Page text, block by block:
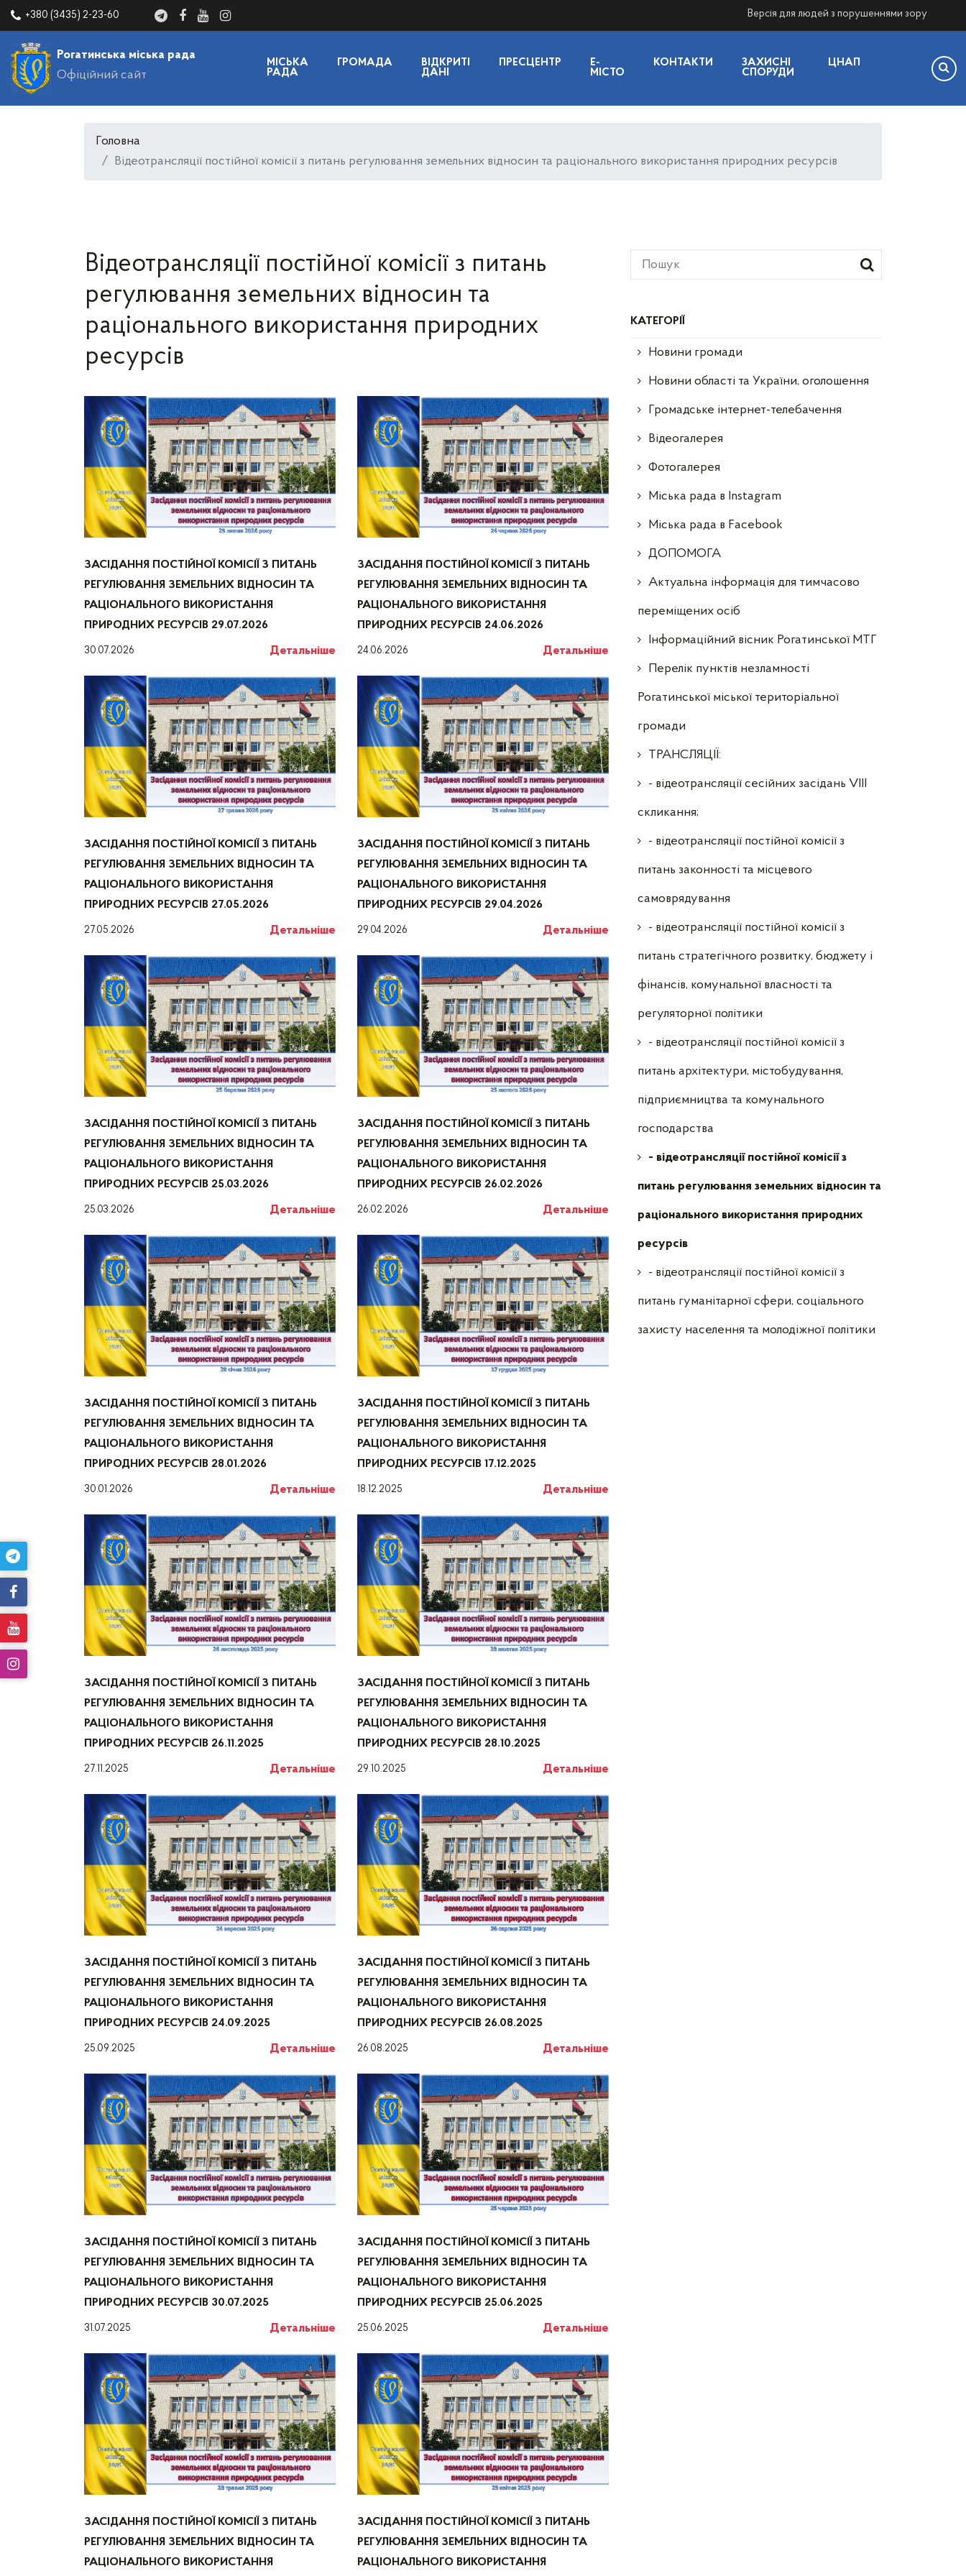
+380 (3435) 2-23-60 Версія для людей з порушеннями зору
Рогатинська міська рада
Офіційний сайт
МІСЬКА
РАДА
ГРОМАДА
ВІДКРИТІ
ДАНІ
ПРЕСЦЕНТР
E-
МІСТО
КОНТАКТИ
ЗАХИСНІ
СПОРУДИ
ЦНАП
Головна
Відеотрансляції постійної комісії з питань регулювання земельних відносин та раціонального використання природних ресурсів
КАТЕГОРІЇ
Новини громади
Новини області та України, оголошення
Громадське інтернет-телебачення
Відеогалерея
Фотогалерея
Міська рада в Instagram
Міська рада в Facebook
ДОПОМОГА
Актуальна інформація для тимчасово
переміщених осіб
Інформаційний вісник Рогатинської МТГ
Перелік пунктів незламності
Рогатинської міської територіальної
громади
ТРАНСЛЯЦІЇ:
- відеотрансляції сесійних засідань VIII
скликання;
- відеотрансляції постійної комісії з
питань законності та місцевого
самоврядування
- відеотрансляції постійної комісії з
питань стратегічного розвитку, бюджету і
фінансів, комунальної власності та
регуляторної політики
- відеотрансляції постійної комісії з
питань архітектури, містобудування,
підприємництва та комунального
господарства
- відеотрансляції постійної комісії з
питань регулювання земельних відносин та
раціонального використання природних
ресурсів
- відеотрансляції постійної комісії з
питань гуманітарної сфери, соціального
захисту населення та молодіжної політики
Відеотрансляції постійної комісії з питань
регулювання земельних відносин та
раціонального використання природних
ресурсів
ЗАСІДАННЯ ПОСТІЙНОЇ КОМІСІЇ З ПИТАНЬ
РЕГУЛЮВАННЯ ЗЕМЕЛЬНИХ ВІДНОСИН ТА
РАЦІОНАЛЬНОГО ВИКОРИСТАННЯ
ПРИРОДНИХ РЕСУРСІВ 29.07.2026
30.07.2026 Детальніше
ЗАСІДАННЯ ПОСТІЙНОЇ КОМІСІЇ З ПИТАНЬ
РЕГУЛЮВАННЯ ЗЕМЕЛЬНИХ ВІДНОСИН ТА
РАЦІОНАЛЬНОГО ВИКОРИСТАННЯ
ПРИРОДНИХ РЕСУРСІВ 24.06.2026
24.06.2026 Детальніше
ЗАСІДАННЯ ПОСТІЙНОЇ КОМІСІЇ З ПИТАНЬ
РЕГУЛЮВАННЯ ЗЕМЕЛЬНИХ ВІДНОСИН ТА
РАЦІОНАЛЬНОГО ВИКОРИСТАННЯ
ПРИРОДНИХ РЕСУРСІВ 27.05.2026
27.05.2026 Детальніше
ЗАСІДАННЯ ПОСТІЙНОЇ КОМІСІЇ З ПИТАНЬ
РЕГУЛЮВАННЯ ЗЕМЕЛЬНИХ ВІДНОСИН ТА
РАЦІОНАЛЬНОГО ВИКОРИСТАННЯ
ПРИРОДНИХ РЕСУРСІВ 29.04.2026
29.04.2026 Детальніше
ЗАСІДАННЯ ПОСТІЙНОЇ КОМІСІЇ З ПИТАНЬ
РЕГУЛЮВАННЯ ЗЕМЕЛЬНИХ ВІДНОСИН ТА
РАЦІОНАЛЬНОГО ВИКОРИСТАННЯ
ПРИРОДНИХ РЕСУРСІВ 25.03.2026
25.03.2026 Детальніше
ЗАСІДАННЯ ПОСТІЙНОЇ КОМІСІЇ З ПИТАНЬ
РЕГУЛЮВАННЯ ЗЕМЕЛЬНИХ ВІДНОСИН ТА
РАЦІОНАЛЬНОГО ВИКОРИСТАННЯ
ПРИРОДНИХ РЕСУРСІВ 26.02.2026
26.02.2026 Детальніше
ЗАСІДАННЯ ПОСТІЙНОЇ КОМІСІЇ З ПИТАНЬ
РЕГУЛЮВАННЯ ЗЕМЕЛЬНИХ ВІДНОСИН ТА
РАЦІОНАЛЬНОГО ВИКОРИСТАННЯ
ПРИРОДНИХ РЕСУРСІВ 28.01.2026
30.01.2026 Детальніше
ЗАСІДАННЯ ПОСТІЙНОЇ КОМІСІЇ З ПИТАНЬ
РЕГУЛЮВАННЯ ЗЕМЕЛЬНИХ ВІДНОСИН ТА
РАЦІОНАЛЬНОГО ВИКОРИСТАННЯ
ПРИРОДНИХ РЕСУРСІВ 17.12.2025
18.12.2025 Детальніше
ЗАСІДАННЯ ПОСТІЙНОЇ КОМІСІЇ З ПИТАНЬ
РЕГУЛЮВАННЯ ЗЕМЕЛЬНИХ ВІДНОСИН ТА
РАЦІОНАЛЬНОГО ВИКОРИСТАННЯ
ПРИРОДНИХ РЕСУРСІВ 26.11.2025
27.11.2025 Детальніше
ЗАСІДАННЯ ПОСТІЙНОЇ КОМІСІЇ З ПИТАНЬ
РЕГУЛЮВАННЯ ЗЕМЕЛЬНИХ ВІДНОСИН ТА
РАЦІОНАЛЬНОГО ВИКОРИСТАННЯ
ПРИРОДНИХ РЕСУРСІВ 28.10.2025
29.10.2025 Детальніше
ЗАСІДАННЯ ПОСТІЙНОЇ КОМІСІЇ З ПИТАНЬ
РЕГУЛЮВАННЯ ЗЕМЕЛЬНИХ ВІДНОСИН ТА
РАЦІОНАЛЬНОГО ВИКОРИСТАННЯ
ПРИРОДНИХ РЕСУРСІВ 24.09.2025
25.09.2025 Детальніше
ЗАСІДАННЯ ПОСТІЙНОЇ КОМІСІЇ З ПИТАНЬ
РЕГУЛЮВАННЯ ЗЕМЕЛЬНИХ ВІДНОСИН ТА
РАЦІОНАЛЬНОГО ВИКОРИСТАННЯ
ПРИРОДНИХ РЕСУРСІВ 26.08.2025
26.08.2025 Детальніше
ЗАСІДАННЯ ПОСТІЙНОЇ КОМІСІЇ З ПИТАНЬ
РЕГУЛЮВАННЯ ЗЕМЕЛЬНИХ ВІДНОСИН ТА
РАЦІОНАЛЬНОГО ВИКОРИСТАННЯ
ПРИРОДНИХ РЕСУРСІВ 30.07.2025
31.07.2025 Детальніше
ЗАСІДАННЯ ПОСТІЙНОЇ КОМІСІЇ З ПИТАНЬ
РЕГУЛЮВАННЯ ЗЕМЕЛЬНИХ ВІДНОСИН ТА
РАЦІОНАЛЬНОГО ВИКОРИСТАННЯ
ПРИРОДНИХ РЕСУРСІВ 25.06.2025
25.06.2025 Детальніше
ЗАСІДАННЯ ПОСТІЙНОЇ КОМІСІЇ З ПИТАНЬ
РЕГУЛЮВАННЯ ЗЕМЕЛЬНИХ ВІДНОСИН ТА
РАЦІОНАЛЬНОГО ВИКОРИСТАННЯ
ЗАСІДАННЯ ПОСТІЙНОЇ КОМІСІЇ З ПИТАНЬ
РЕГУЛЮВАННЯ ЗЕМЕЛЬНИХ ВІДНОСИН ТА
РАЦІОНАЛЬНОГО ВИКОРИСТАННЯ